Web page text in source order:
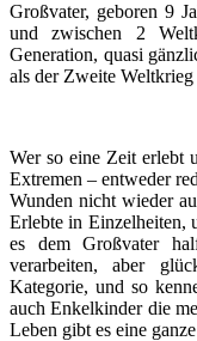
Großvater, geboren 9
und zwischen 2
Generation, quasi
als der Zweite
Wer so eine Zeit erlebt
Extremen – entweder
Wunden nicht wieder
Erlebte in Einzelheiten,
es dem Großvater
verarbeiten, aber
Kategorie, und so
auch Enkelkinder die
Leben gibt es eine